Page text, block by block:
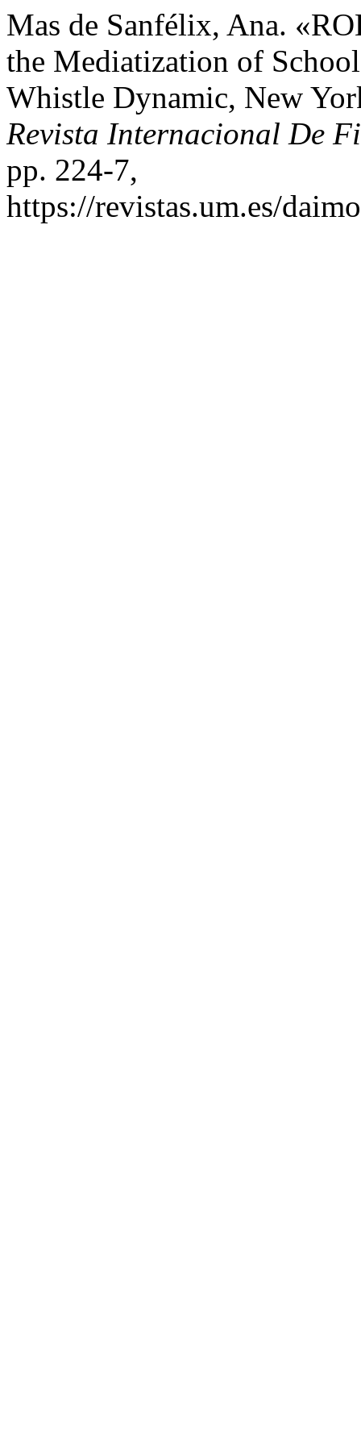
Mas de Sanfélix, Ana.
the Mediatization of
Whistle Dynamic, New
Revista Internacional De
pp. 224-7,
https://revistas.um.es/